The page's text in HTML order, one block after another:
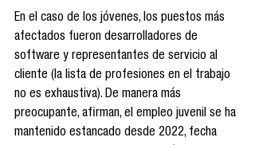
En el caso de los jóvenes, los puestos más
afectados fueron desarrolladores de
software y representantes de servicio al
cliente (la lista de profesiones en el trabajo
no es exhaustiva). De manera más
preocupante, afirman, el empleo juvenil se ha
mantenido estancado desde 2022, fecha